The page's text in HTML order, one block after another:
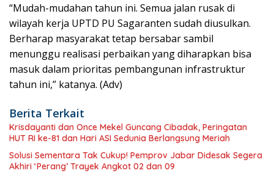
“Mudah-mudahan tahun ini. Semua jalan rusak di
wilayah kerja UPTD PU Sagaranten sudah diusulkan.
Berharap masyarakat tetap bersabar sambil
menunggu realisasi perbaikan yang diharapkan bisa
masuk dalam prioritas pembangunan infrastruktur
tahun ini,” katanya. (Adv)
Berita Terkait
Krisdayanti dan Once Mekel Guncang Cibadak, Peringatan
HUT RI ke-81 dan Hari ASI Sedunia Berlangsung Meriah
Solusi Sementara Tak Cukup! Pemprov Jabar Didesak Segera
Akhiri ‘Perang’ Trayek Angkot 02 dan 09